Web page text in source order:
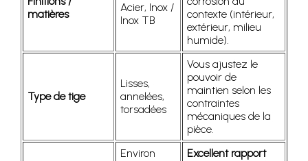
matières
Acier, Inox /
Inox TB
contexte (intérieur,
extérieur, milieu
humide).
Type de tige
Lisses,
annelées,
torsadées
Vous ajustez le
pouvoir de
maintien selon les
contraintes
mécaniques de la
pièce.
Environ
Excellent rapport